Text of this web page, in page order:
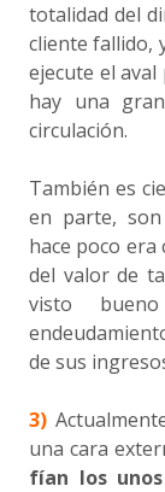
totalidad del
cliente fallido,
ejecute el
hay una
circulación.
También es
en parte,
hace poco
del valor de
visto
de sus
3)
una cara
fían los